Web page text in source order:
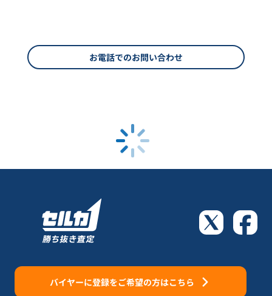
お電話でのお問い合わせ
バイヤーに登録をご希望の方はこちら